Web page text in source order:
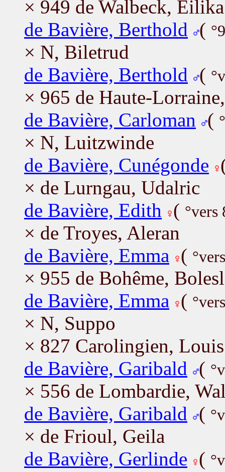
× 949 de Walbeck, Eilika
de Bavière, Berthold
(
× N, Biletrud
de Bavière, Berthold
(
× 965 de Haute-
de Bavière, Carloman
(
× N, Luitzwinde
de Bavière, Cunégonde
× de Lurngau, Udalric
de Bavière, Edith
(
× de Troyes, Aleran
de Bavière, Emma (
× 955 de Bohême,
de Bavière, Emma (
× N, Suppo
× 827 Carolingien,
de Bavière, Garibald
(
× 556 de Lombardie,
de Bavière, Garibald
(
× de Frioul, Geila
de Bavière, Gerlinde (